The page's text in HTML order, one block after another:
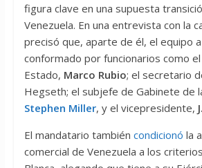
figura clave en una supuesta
Venezuela. En una entrevista con la
precisó que, aparte de él, el equipo
conformado por funcionarios como
Estado, Marco Rubio; el secretario
Hegseth; el subjefe de Gabinete de
Stephen Miller, y el vicepresidente,
El mandatario también condicionó la
comercial de Venezuela a los